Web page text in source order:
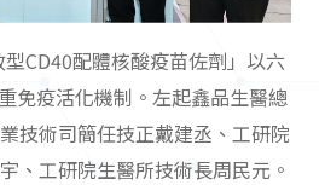
CD40配體核酸疫苗佐劑」以六
免疫活化機制。左起鑫品生醫總
技術司簡任技正戴建丞、工研院
、工研院生醫所技術長周民元。